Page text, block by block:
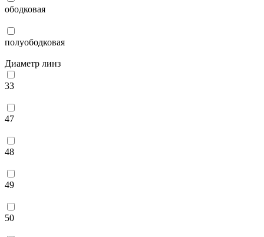
ободковая
полуободковая
Диаметр линз
33
47
48
49
50